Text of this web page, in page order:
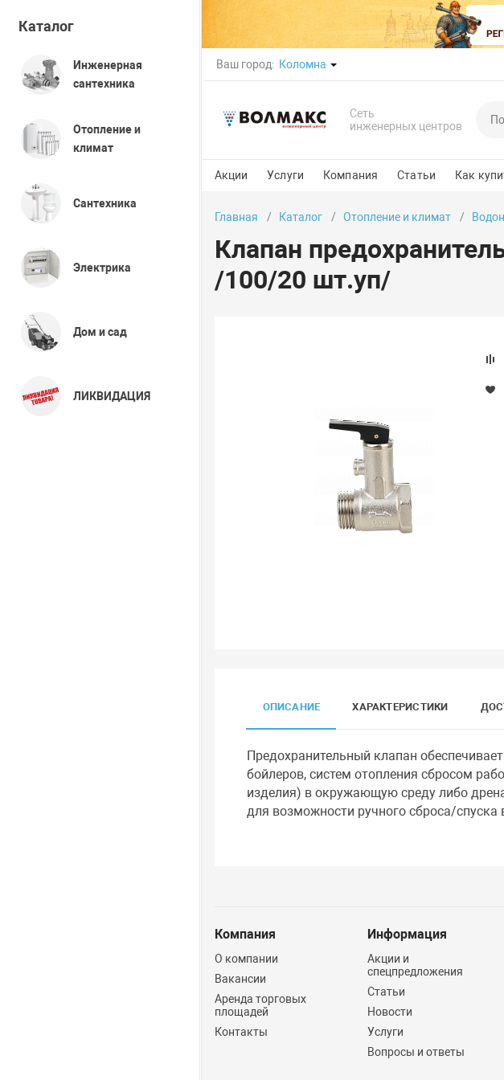
Ваш город: Коломна
Сеть
инженерных центров
Акции Услуги Компания Статьи Как
Каталог
Инженерная
сантехника
Отопление и
климат
Сантехника
Электрика
Дом и сад
ЛИКВИДАЦИЯ
Главная Каталог Отопление и климат
Клапан
/100/20 шт.уп/
ОПИСАНИЕ ХАРАКТЕРИСТИКИ
Предохранительный клапан
бойлеров, систем отопления сбросом
изделия) в окружающую среду либо
для возможности ручного сброса/
Компания
О компании
Вакансии
Аренда торговых
площадей
Контакты
Информация
Акции и
спецпредложения
Статьи
Новости
Услуги
Вопросы и ответы